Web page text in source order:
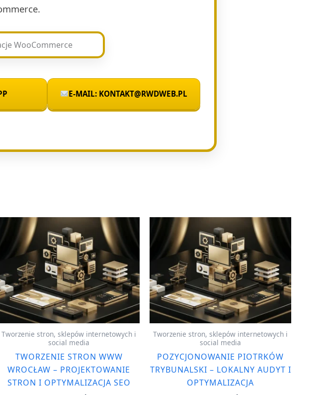
E-MAIL: KONTAKT@RWDWEB.PL
Tworzenie stron, sklepów internetowych i
social media
TWORZENIE STRON WWW
WROCŁAW – PROJEKTOWANIE
STRON I OPTYMALIZACJA SEO
Tworzenie stron, sklepów internetowych i
social media
POZYCJONOWANIE PIOTRKÓW
TRYBUNALSKI – LOKALNY AUDYT I
OPTYMALIZACJA